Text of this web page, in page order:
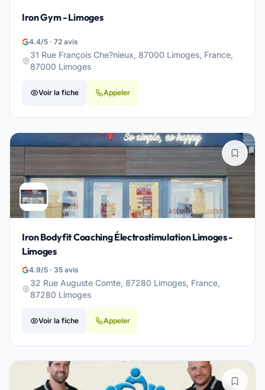
Iron Gym - Limoges
4.4/5 · 72 avis
31 Rue François Che?nieux, 87000 Limoges, France,
87000 Limoges
Voir la fiche Appeler
Iron Bodyfit Coaching Électrostimulation Limoges -
Limoges
4.9/5 · 35 avis
32 Rue Auguste Comte, 87280 Limoges, France,
87280 Limoges
Voir la fiche Appeler